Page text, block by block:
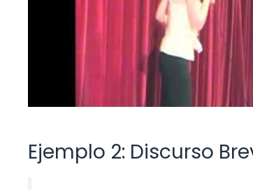
Ejemplo 2: Discurso